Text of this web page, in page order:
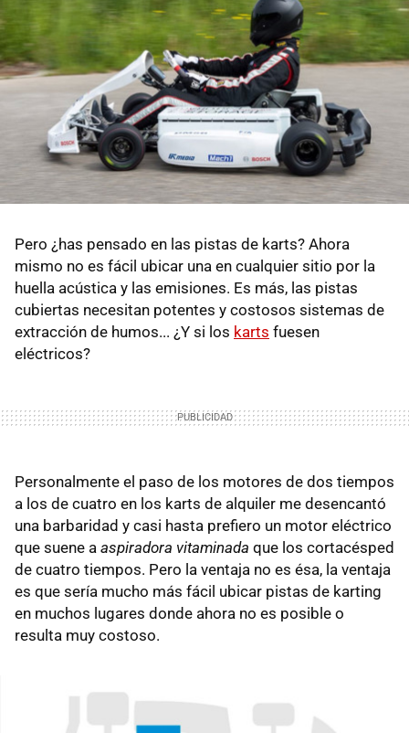
Pero ¿has pensado en las pistas de karts? Ahora
mismo no es fácil ubicar una en cualquier sitio por la
huella acústica y las emisiones. Es más, las pistas
cubiertas necesitan potentes y costosos sistemas de
extracción de humos... ¿Y si los karts fuesen
eléctricos?
Personalmente el paso de los motores de dos tiempos
a los de cuatro en los karts de alquiler me desencantó
una barbaridad y casi hasta prefiero un motor eléctrico
que suene a aspiradora vitaminada que los cortacésped
de cuatro tiempos. Pero la ventaja no es ésa, la ventaja
es que sería mucho más fácil ubicar pistas de karting
en muchos lugares donde ahora no es posible o
resulta muy costoso.